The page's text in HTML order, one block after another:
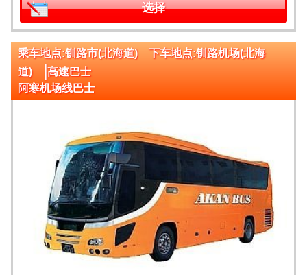
选择
乘车地点:钏路市(北海道) 下车地点:钏路机场(北海
道) |高速巴士
阿寒机场线巴士